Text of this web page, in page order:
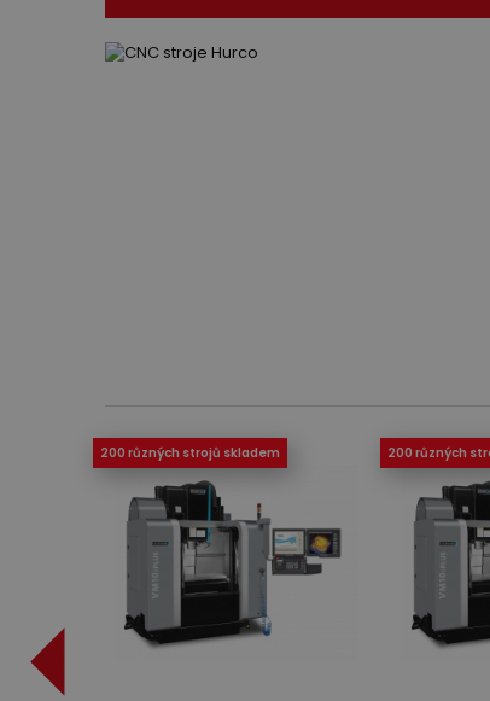
200 různých strojů skladem 200 různých